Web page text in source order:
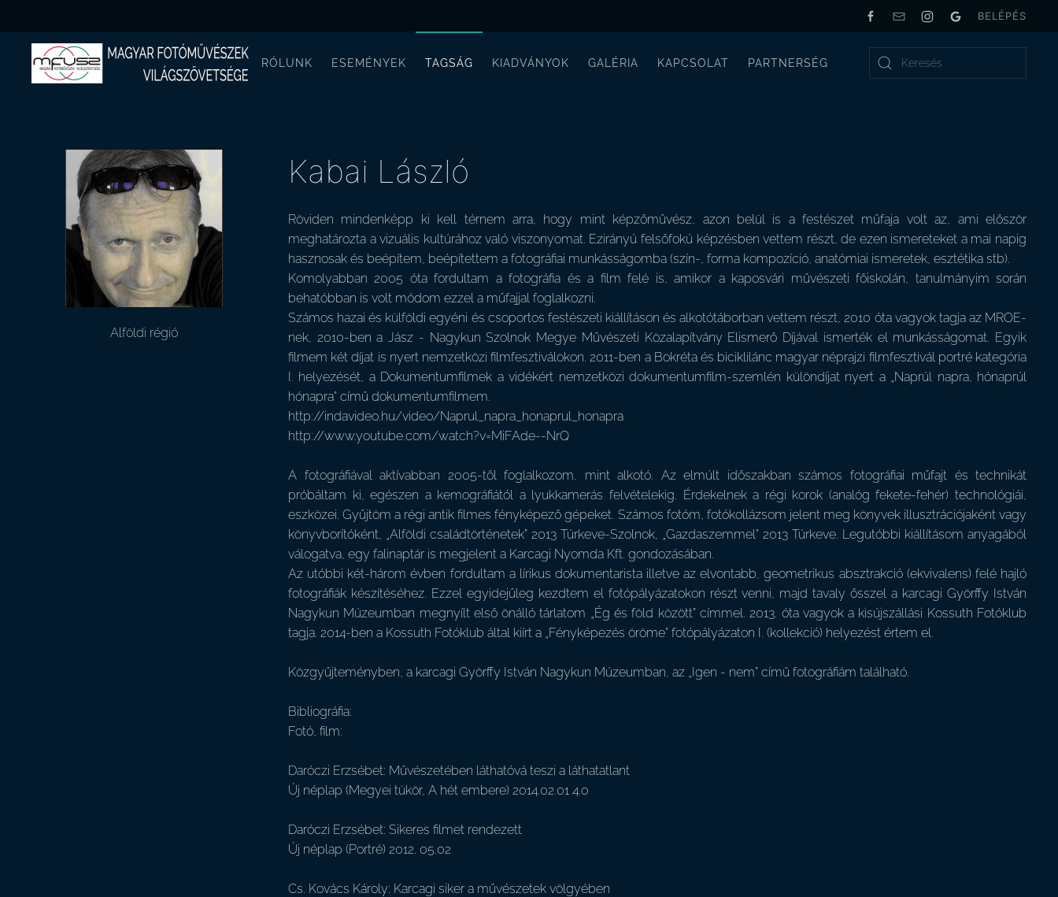
BELÉPÉS
RÓLUNK ESEMÉNYEK TAGSÁG KIADVÁNYOK GALÉRIA KAPCSOLAT
PARTNERSÉG
Alföldi régió
Kabai László
Röviden mindenképp ki kell térnem arra, hogy mint képzőművész, azon belül is a festészet műfaja volt az, ami először
meghatározta a vizuális kultúrához való viszonyomat. Ezirányú felsőfokú képzésben vettem részt, de ezen ismereteket a mai napig
hasznosak és beépítem, beépítettem a fotográfiai munkásságomba (szín-, forma kompozíció, anatómiai ismeretek, esztétika stb).
Komolyabban 2005 óta fordultam a fotográfia és a film felé is, amikor a kaposvári művészeti főiskolán, tanulmányim során
behatóbban is volt módom ezzel a műfajjal foglalkozni.
Számos hazai és külföldi egyéni és csoportos festészeti kiállításon és alkotótáborban vettem részt, 2010 óta vagyok tagja az MROE-
nek, 2010-ben a Jász - Nagykun Szolnok Megye Művészeti Közalapítvány Elismerő Díjával ismerték el munkásságomat. Egyik
filmem két díjat is nyert nemzetközi filmfesztiválokon. 2011-ben a Bokréta és biciklilánc magyar néprajzi filmfesztivál portré kategória
I. helyezését, a Dokumentumfilmek a vidékért nemzetközi dokumentumfilm-szemlén különdíjat nyert a „Naprúl napra, hónaprúl
hónapra” című dokumentumfilmem.
http://indavideo.hu/video/Naprul_napra_honaprul_honapra
http://www.youtube.com/watch?v=MiFAde--NrQ
A fotográfiával aktívabban 2005-től foglalkozom, mint alkotó. Az elmúlt időszakban számos fotográfiai műfajt és technikát
próbáltam ki, egészen a kemográfiától a lyukkamerás felvételekig. Érdekelnek a régi korok (analóg fekete-fehér) technológiái,
eszközei. Gyűjtöm a régi antik filmes fényképező gépeket. Számos fotóm, fotókollázsom jelent meg könyvek illusztrációjaként vagy
könyvborítóként, „Alföldi családtörténetek” 2013 Túrkeve-Szolnok, „Gazdaszemmel” 2013 Túrkeve. Legutóbbi kiállításom anyagából
válogatva, egy falinaptár is megjelent a Karcagi Nyomda Kft. gondozásában.
Az utóbbi két-három évben fordultam a lírikus dokumentarista illetve az elvontabb, geometrikus absztrakció (ekvivalens) felé hajló
fotográfiák készítéséhez. Ezzel egyidejűleg kezdtem el fotópályázatokon részt venni, majd tavaly ősszel a karcagi Györffy István
Nagykun Múzeumban megnyílt első önálló tárlatom „Ég és föld között” címmel. 2013. óta vagyok a kisújszállási Kossuth Fotóklub
tagja. 2014-ben a Kossuth Fotóklub által kiírt a „Fényképezés öröme” fotópályázaton I. (kollekció) helyezést értem el.
Közgyűjteményben, a karcagi Györffy István Nagykun Múzeumban, az „Igen - nem” című fotográfiám található.
Bibliográfia:
Fotó, film:
Daróczi Erzsébet: Művészetében láthatóvá teszi a láthatatlant
Új néplap (Megyei tükör, A hét embere) 2014.02.01 4.o
Daróczi Erzsébet: Sikeres filmet rendezett
Új néplap (Portré) 2012. 05.02
Cs. Kovács Károly: Karcagi siker a művészetek völgyében